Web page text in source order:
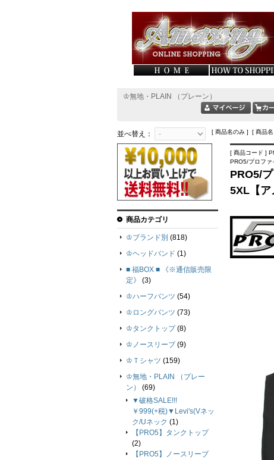
♔無地・PLAIN （プレーン）
並べ替え： [ 商品名のみ ] [ 商品
[ 商品コード ]
PRO5/プロファ
PRO5/
5XL【ア
商品カテゴリ
♔ブランド別 (818)
♔ヘッドバンド (1)
■ 福BOX ■ 《※通信販売限
定》
(3)
♔ハーフパンツ (54)
♔ロングパンツ (73)
♔タンクトップ (8)
♔ノースリーブ (9)
♔Ｔシャツ (159)
♔無地・PLAIN （プレー
ン）
(69)
▼破格SALE!!!
￥999(+税)▼Levi's(Vネッ
ク/Uネック (1)
【PRO5】タンクトップ
(2)
【PRO5】ノースリーブ